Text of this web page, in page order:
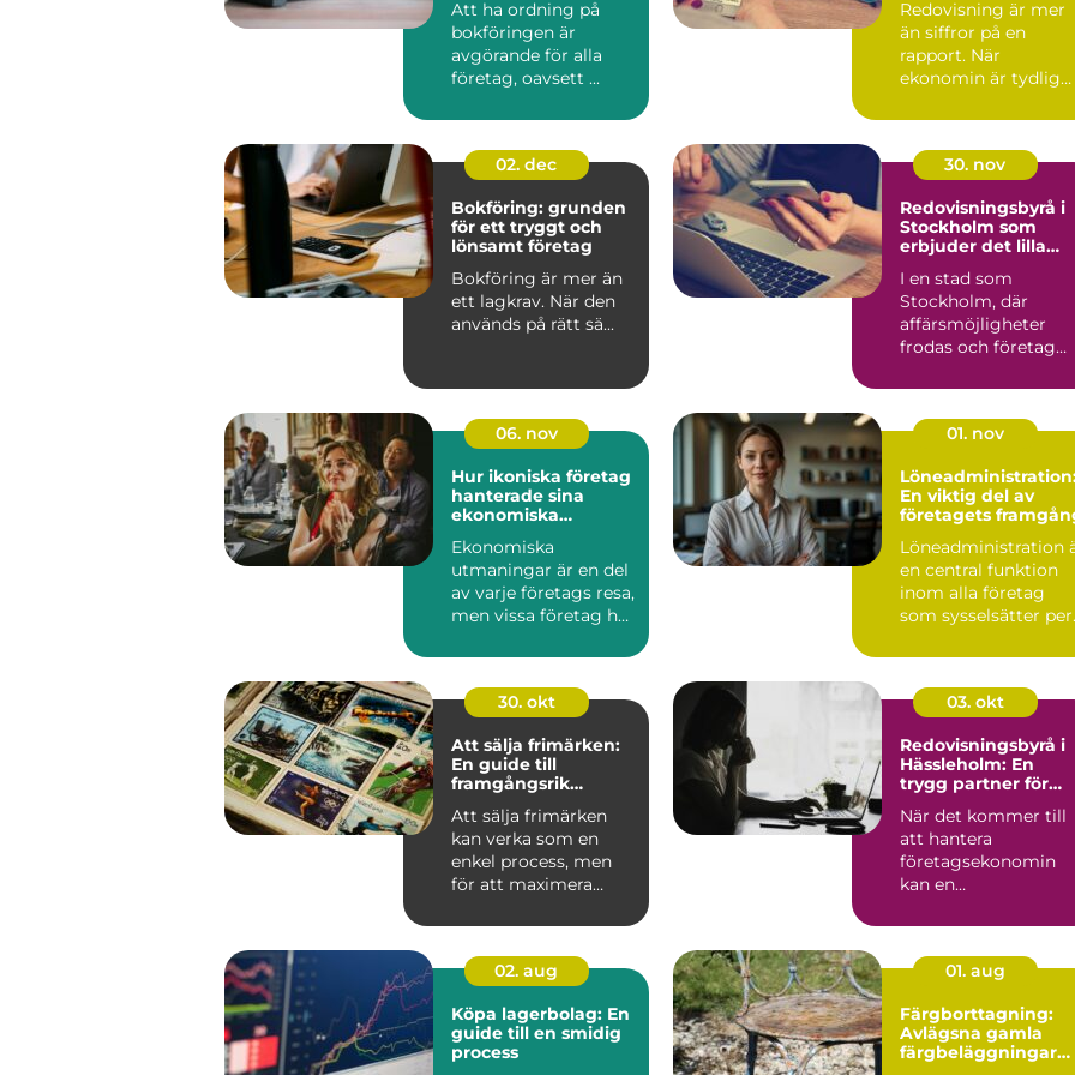
Att ha ordning på
bokföringen är
avgörande för alla
företag, oavsett ...
Redovisning är mer
än siffror på en
rapport. När
ekonomin är tydlig
02. dec
Bokföring: grunden
för ett tryggt och
lönsamt företag
Bokföring är mer än
ett lagkrav. När den
används på rätt sä...
30. nov
Redovisningsbyrå i
Stockholm som
erbjuder det lilla
I en stad som
Stockholm, där
affärsmöjligheter
frodas och företag
06. nov
Hur ikoniska företag
hanterade sina
ekonomiska
Ekonomiska
utmaningar är en del
av varje företags resa,
men vissa företag har
01. nov
En viktig del av
företagets
Löneadministration
en central funktion
inom alla företag
som sysselsätter
30. okt
Att sälja frimärken:
En guide till
framgångsrik
Att sälja frimärken
kan verka som en
enkel process, men
för att maximera
03. okt
Redovisningsbyrå i
Hässleholm: En
trygg partner för
När det kommer till
att hantera
företagsekonomin
kan en
Häss...
02. aug
Köpa lagerbolag: En
guide till en smidig
process
01. aug
Färgborttagning:
Avlägsna gamla
färgbeläggningar